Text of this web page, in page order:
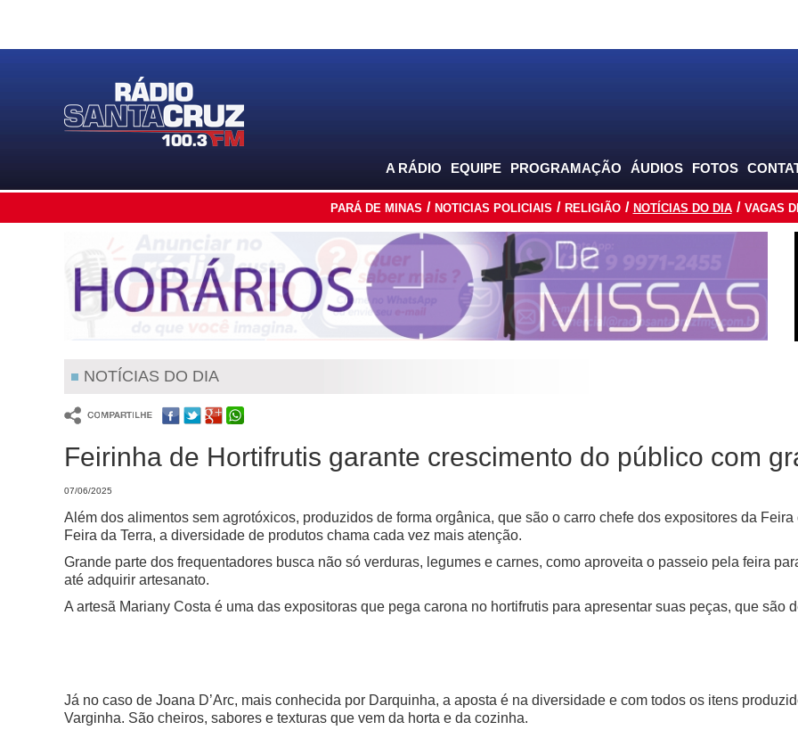
A RÁDIO EQUIPE PROGRAMAÇÃO ÁUDIOS FOTOS
PARÁ DE MINAS NOTICIAS POLICIAIS RELIGIÃO NOTÍCIAS DO DIA VAGAS
NOTÍCIAS DO DIA
Feirinha de Hortifrutis garante crescimento do público com
07/06/2025
Além dos alimentos sem agrotóxicos, produzidos de forma orgânica, que são o carro chefe dos expositores da
Feira da Terra, a diversidade de produtos chama cada vez mais atenção.
Grande parte dos frequentadores busca não só verduras, legumes e carnes, como aproveita o passeio pela feira
até adquirir artesanato.
A artesã Mariany Costa é uma das expositoras que pega carona no hortifrutis para apresentar suas peças, que são
Já no caso de Joana D’Arc, mais conhecida por Darquinha, a aposta é na diversidade e com todos os itens
Varginha. São cheiros, sabores e texturas que vem da horta e da cozinha.